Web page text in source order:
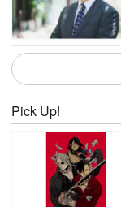
Pick Up!